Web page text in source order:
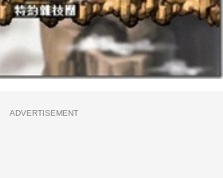
ADVERTISEMENT